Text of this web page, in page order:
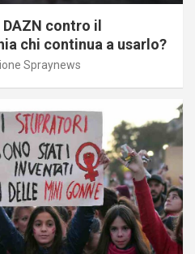
contro il
chi continua a usarlo?
Spraynews